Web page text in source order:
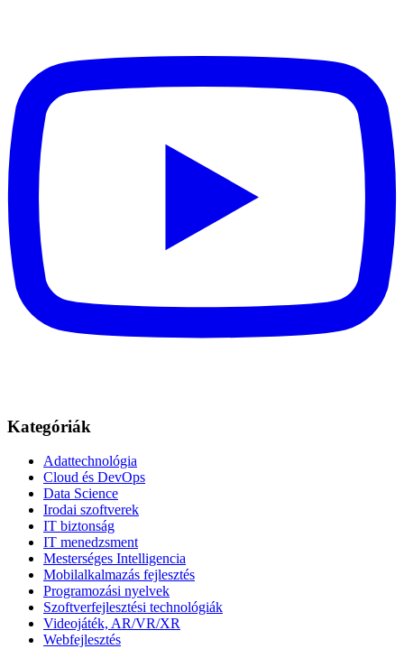
Kategóriák
Adattechnológia
Cloud és DevOps
Data Science
Irodai szoftverek
IT biztonság
IT menedzsment
Mesterséges Intelligencia
Mobilalkalmazás fejlesztés
Programozási nyelvek
Szoftverfejlesztési technológiák
Videojáték, AR/VR/XR
Webfejlesztés